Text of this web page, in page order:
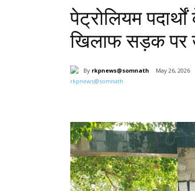
पेट्रोलियम
खिलाफ सड़क पर
By rkpnews@somnath May 26, 2026